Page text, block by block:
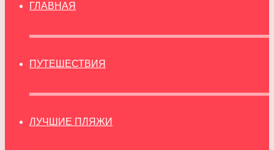
ГЛАВНАЯ
ПУТЕШЕСТВИЯ
ЛУЧШИЕ ПЛЯЖИ